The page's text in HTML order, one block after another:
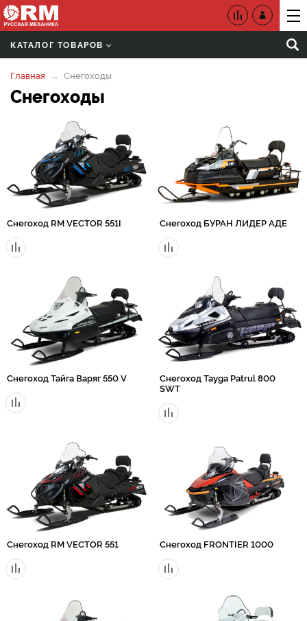
КАТАЛОГ ТОВАРОВ
Главная Снегоходы
Снегоходы
Снегоход RM VECTOR 551I Снегоход БУРАН ЛИДЕР АДЕ
Снегоход Тайга Варяг 550 V
Снегоход Tayga Patrul 800
SWT
Снегоход RM VECTOR 551 Снегоход FRONTIER 1000